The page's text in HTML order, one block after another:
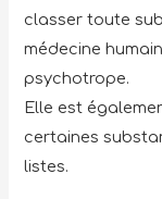
classer toute
médecine
psychotrope.
Elle est
certaines
listes.